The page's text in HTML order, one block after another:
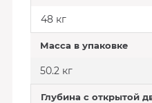
48 кг
Масса в упаковке
50.2 кг
Глубина с открытой